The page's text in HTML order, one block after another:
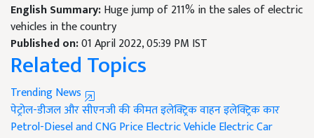
English Summary:Huge jump of 211% in the sales of electric
vehicles in the country
Published on:01 April 2022, 05:39 PM IST
Related Topics
Trending News
पेट्रोल-डीजल और सीएनजी की कीमतइलेक्ट्रिक वाहनइलेक्ट्रिक कार
Petrol-Diesel and CNG PriceElectric VehicleElectric Car